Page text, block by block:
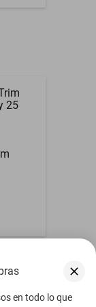
en todo lo que